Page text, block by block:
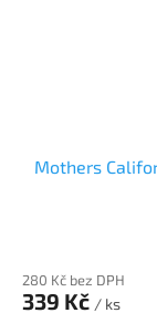
Mothers
280 Kč bez DPH
339 Kč / ks